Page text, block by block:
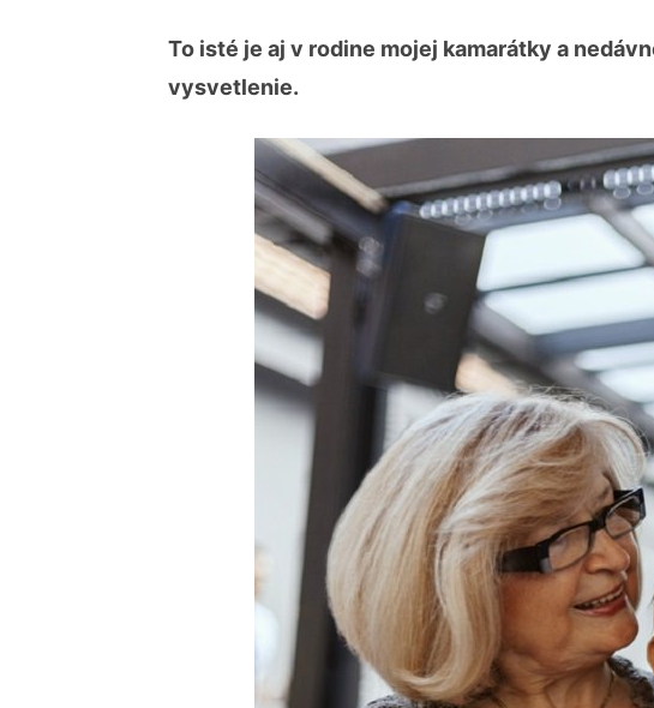
To isté je aj v rodine mojej kamarátky a
vysvetlenie.